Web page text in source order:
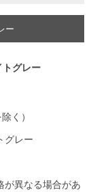
が異なる場合があ
く）
グレー
ー
トグレー